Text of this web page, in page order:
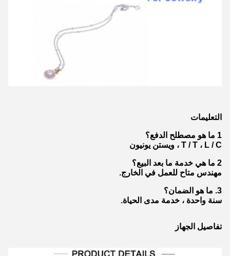
التعليمات
1 ما هو مصطلح الدفع؟
T / T ، L / C ، ويستن يونيون
2 ما هي خدمة ما بعد البيع؟
مهندس متاح للعمل في الخارج.
3. ما هو الضمان؟
سنة واحدة ، خدمة مدى الحياة.
تفاصيل الجهاز